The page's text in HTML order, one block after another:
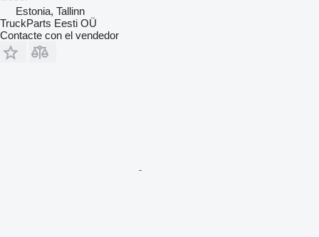
Estonia, Tallinn
TruckParts Eesti OÜ
Contacte con el vendedor